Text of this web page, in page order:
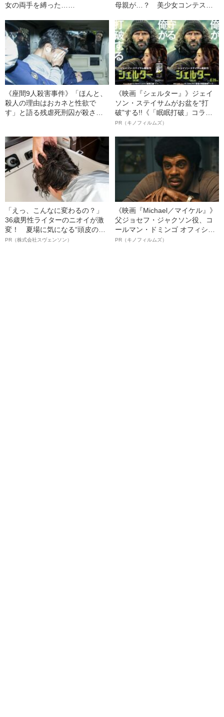
女の両手を縛った……
母親が…？ 美少女コンテスト
疑われたワケ
《座間9人殺害事件》「ほんと、
殺人の理由はおカネと性欲で
す」と語る残虐死刑囚が殺さな
《映画『シェルター』》ジェイ
ソン・ステイサムがお盆を“打
破”する!!《「眠眠打破」コラ
ボ》
PR（キノフィルムズ）
「えっ、こんなに変わるの？」
36歳男性ライターのニオイが激
変！ 夏場に気になる“頭皮のニ
オイ”や“ベタつき”を解消す
PR（株式会社スヴェンソン）
《映画『Michael／マイケル』》
父ジョセフ・ジャクソン役、コ
ールマン・ドミンゴ オフィシャ
ルインタビュー“観客を魅了した
PR（キノフィルムズ）